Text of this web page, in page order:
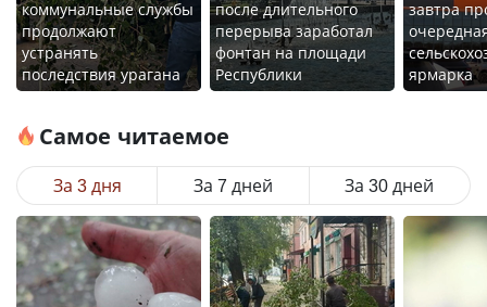
коммунальные службы
продолжают
устранять
последствия урагана
после длительного
перерыва заработал
фонтан на площади
Республики
завтра
ярмарка
Самое читаемое
За 3 дня За 7 дней За 30 дней